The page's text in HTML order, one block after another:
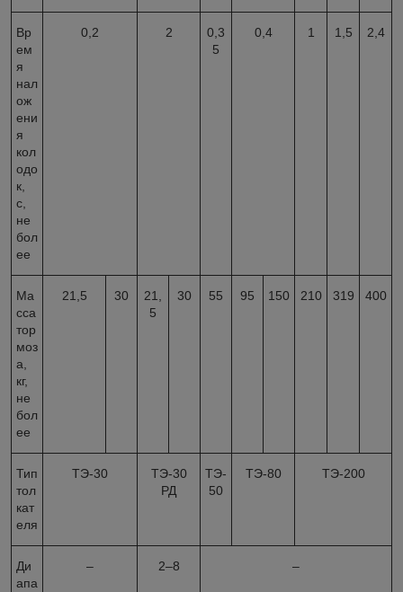
Вр
ем
я
нал
ож
ени
я
кол
одо
к,
с,
не
бол
ее
0,2 2
0,3
5
0,4 1 1,5 2,4
Ма
сса
тор
моз
а,
кг,
не
бол
ее
21,5 30
21,
5
30 55 95 150 210 319 400
Тип
тол
кат
еля
ТЭ-30
ТЭ-30
РД
ТЭ-
50
ТЭ-80 ТЭ-200
Ди
апа
– 2–8 –